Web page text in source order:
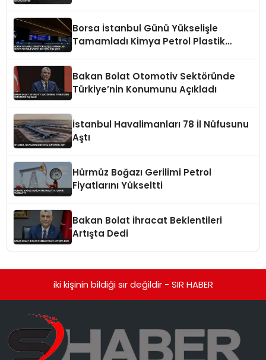
Borsa İstanbul Günü Yükselişle
Tamamladı Kimya Petrol Plastik
Bakan Bolat Otomotiv Sektöründe
Türkiye’nin Konumunu Açıkladı
İstanbul Havalimanları 78 İl Nüfusunu
Aştı
Hürmüz Boğazı Gerilimi Petrol
Fiyatlarını Yükseltti
Bakan Bolat İhracat Beklentileri
Artışta Dedi
iki kişinin bildiği sır değildir - SIR HABER